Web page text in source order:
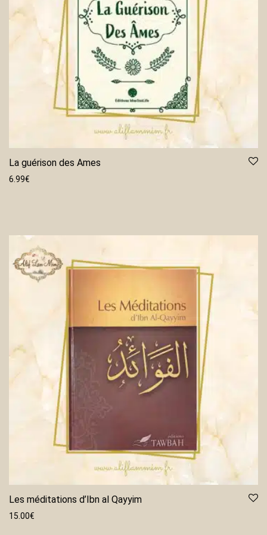
La guérison des Ames
6.99€
Les méditations d’Ibn al Qayyim
15.00€